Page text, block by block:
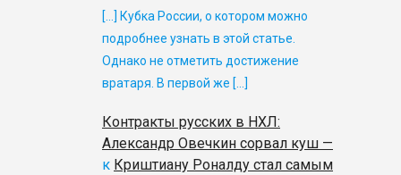
[…] Кубка России, о котором можно
подробнее узнать в этой статье.
Однако не отметить достижение
вратаря. В первой же […]
Контракты русских в НХЛ:
Александр Овечкин сорвал куш —
к Криштиану Роналду стал самым